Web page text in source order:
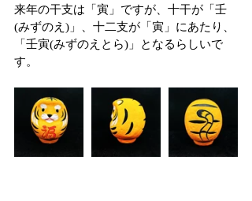
来年の干支は「寅」ですが、十干が「壬
(みずのえ)」、十二支が「寅」にあたり、
「壬寅(みずのえとら)」となるらしいで
す。